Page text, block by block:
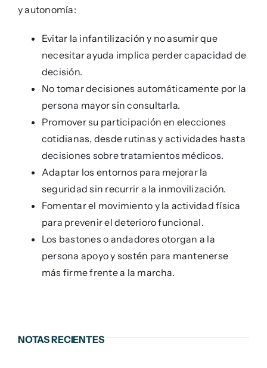
y autonomía:
Evitar la infantilización y no asumir que
necesitar ayuda implica perder capacidad de
decisión.
No tomar decisiones automáticamente por la
persona mayor sin consultarla.
Promover su participación en elecciones
cotidianas, desde rutinas y actividades hasta
decisiones sobre tratamientos médicos.
Adaptar los entornos para mejorar la
seguridad sin recurrir a la inmovilización.
Fomentar el movimiento y la actividad física
para prevenir el deterioro funcional.
Los bastones o andadores otorgan a la
persona apoyo y sostén para mantenerse
más firme frente a la marcha.
NOTAS RECIENTES